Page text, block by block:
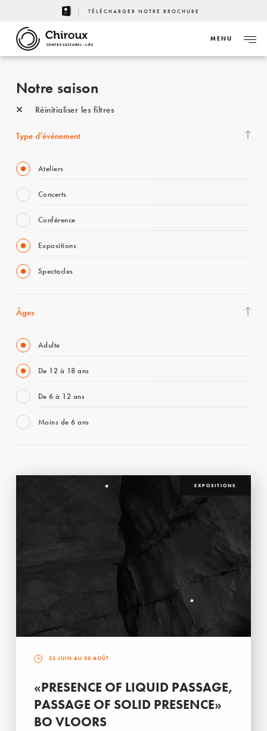
TÉLÉCHARGER NOTRE BROCHURE
CENTRE CULTUREL - LIÈGE
MENU
Notre saison
Réinitialiser les filtres
Type d’événement
Ateliers
Concerts
Conférence
Expositions
Spectacles
Âges
Adulte
De 12 à 18 ans
De 6 à 12 ans
Moins de 6 ans
EXPOSITIONS
25 JUIN AU 30 AOÛT
«PRESENCE OF LIQUID PASSAGE,
PASSAGE OF SOLID PRESENCE»
BO VLOORS